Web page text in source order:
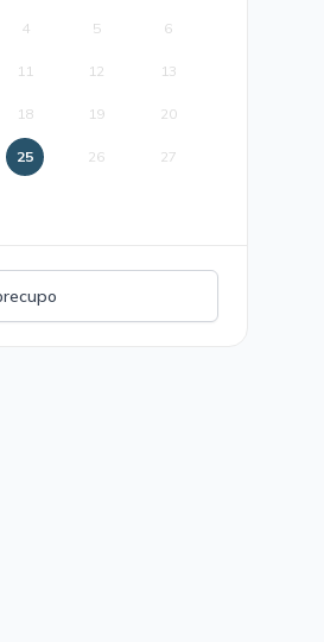
4 5 6
11 12 13
18 19 20
25 26 27